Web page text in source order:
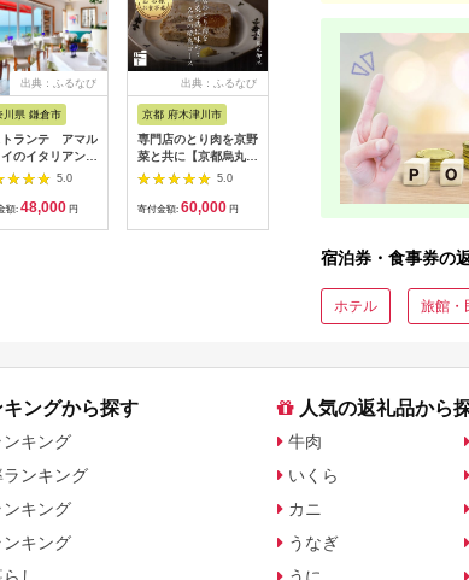
出典：ふるなび
川県 鎌倉市
トランテ アマル
のイタリアンデ
ーコースA ペア
5.0
額: 48,000 円
出典：ふるなび
京都 府木津川市
専門店のとり肉を京野
菜と共に【京都烏丸御
池】で味わう2名様焼
鳥コースお食事券
064-15
5.0
寄付金額: 60,000 円
出典：ふるなび
界 雲仙 ふるさと納
税宿泊ギフト券
（15,000円）【星野
5.0
50,000
宿泊券・食事券の
ホテル 旅館・
キングから探す
ンキング
ンキング
キング
キング
し
人気の返礼品から
牛肉
いくら
カニ
うなぎ
うに